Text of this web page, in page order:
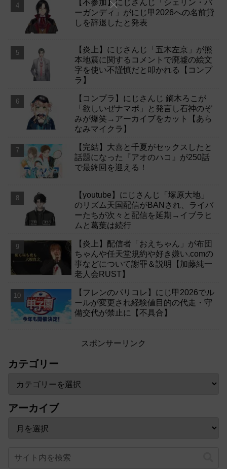
【不参加】にじさんじ「シェリン・バ
ーガンディ」がにじ甲2026への名前貸
しを辞退したと発表
【炎上】にじさんじ「五木左京」が熊
本地震に関するコメントで廃墟の絵文
字を使い不謹慎だと叩かれる【コンプ
ラ】
【コンプラ】にじさんじ 鏑木ろこが
「欲しいぜナマポ」と発言し石神のぞ
みが爆笑→アーカイブをカット【あら
なみマイクラ】
【完結】大喜と千夏がセックスしたと
話題になった『アオのハコ』が250話
で最終回を迎える！
【youtube】にじさんじ「塚原大地」
のリズム天国配信がBANされ、ライバ
ーたちが次々と配信を延期→イブラヒ
ムと葛葉は続行
【炎上】配信者「おえちゃん」が布団
ちゃんや任天堂規約や好き嫌い.comの
事などについて謝罪＆説明【加藤純一
老人会RUST】
【フレンのパリコレ】にじ甲2026でル
ールが変更され経験値目的の代走・守
備交代が禁止に【不具合】
スポンサーリンク
カテゴリー
アーカイブ